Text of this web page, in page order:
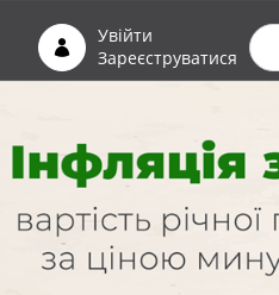
Увійти
Зареєструватися